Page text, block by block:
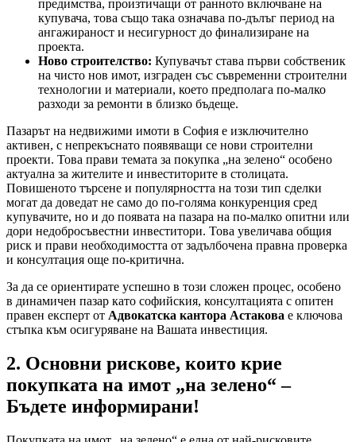
предимства, произтичащи от ранното включване на
купувача, това също така означава по-дълъг период на
ангажираност и несигурност до финализиране на
проекта.
Ново строителство: Купувачът става първи собственик
на чисто нов имот, изграден със съвременни строителни
технологии и материали, което предполага по-малко
разходи за ремонти в близко бъдеще.
Пазарът на недвижими имоти в София е изключително
активен, с непрекъснато появяващи се нови строителни
проекти. Това прави темата за покупка „на зелено“ особено
актуална за жителите и инвеститорите в столицата.
Повишеното търсене и популярността на този тип сделки
могат да доведат не само до по-голяма конкуренция сред
купувачите, но и до появата на пазара на по-малко опитни или
дори недобросъвестни инвеститори. Това увеличава общия
риск и прави необходимостта от задълбочена правна проверка
и консултация още по-критична.
За да се ориентирате успешно в този сложен процес, особено
в динамичен пазар като софийския, консултацията с опитен
правен експерт от Адвокатска кантора Астакова е ключова
стъпка към осигуряване на Вашата инвестиция.
2. Основни рискове, които крие
покупката на имот „на зелено“ –
Бъдете информирани!